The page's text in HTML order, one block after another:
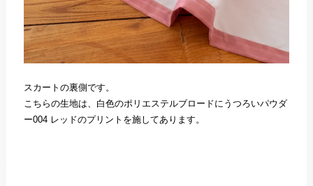
スカートの裏側です。
こちらの生地は、白色のポリエステルブロードにうつろいパウダ
ー004 レッドのプリントを施してあります。